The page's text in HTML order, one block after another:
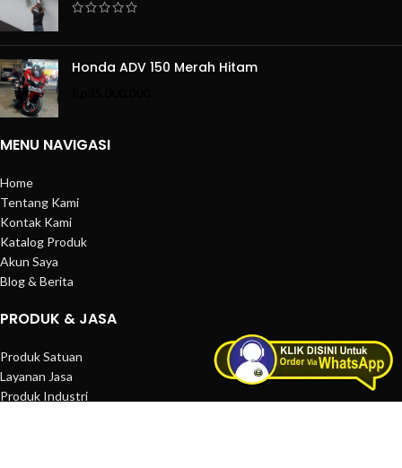
Honda ADV 150 Merah Hitam
MENU NAVIGASI
Home
Tentang Kami
Kontak Kami
Katalog Produk
Akun Saya
Blog & Berita
PRODUK & JASA
Produk Satuan
Layanan Jasa
Produk Industri